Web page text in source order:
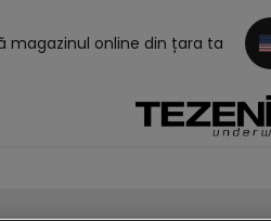
magazinul online din țara ta